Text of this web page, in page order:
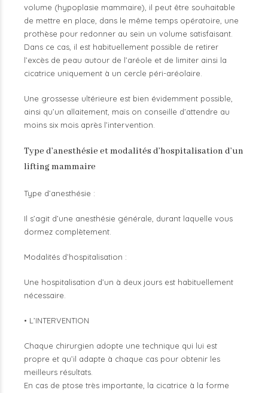
volume (hypoplasie mammaire), il peut être souhaitable
de mettre en place, dans le même temps opératoire, une
prothèse pour redonner au sein un volume satisfaisant.
Dans ce cas, il est habituellement possible de retirer
l’excès de peau autour de l’aréole et de limiter ainsi la
cicatrice uniquement à un cercle péri-aréolaire.
Une grossesse ultérieure est bien évidemment possible,
ainsi qu’un allaitement, mais on conseille d’attendre au
moins six mois après l’intervention.
Type d’anesthésie et modalités d’hospitalisation d’un
lifting mammaire
Type d’anesthésie :
Il s’agit d’une anesthésie générale, durant laquelle vous
dormez complètement.
Modalités d’hospitalisation :
Une hospitalisation d’un à deux jours est habituellement
nécessaire.
• L’INTERVENTION
Chaque chirurgien adopte une technique qui lui est
propre et qu’il adapte à chaque cas pour obtenir les
meilleurs résultats.
En cas de ptose très importante, la cicatrice à la forme